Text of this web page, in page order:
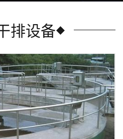
排设备